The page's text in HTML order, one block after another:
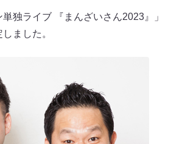
独ライブ 『まんざいさん2023』」
ました。